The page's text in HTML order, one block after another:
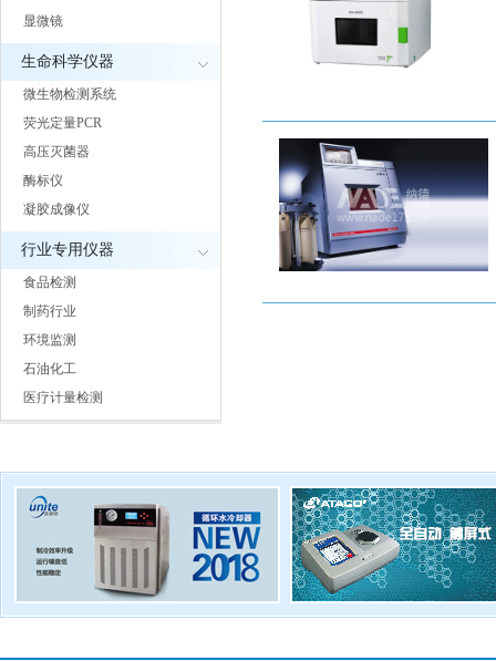
显微镜
生命科学仪器
微生物检测系统
荧光定量PCR
高压灭菌器
酶标仪
凝胶成像仪
行业专用仪器
食品检测
制药行业
环境监测
石油化工
医疗计量检测